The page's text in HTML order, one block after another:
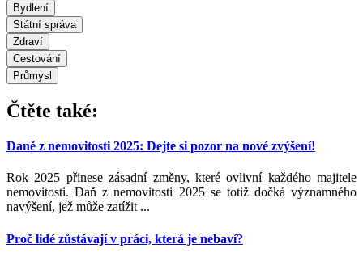
Bydlení
Státní správa
Zdraví
Cestování
Průmysl
Čtěte také:
Daně z nemovitosti 2025: Dejte si pozor na nové zvýšení!
Rok 2025 přinese zásadní změny, které ovlivní každého majitele
nemovitosti. Daň z nemovitosti 2025 se totiž dočká významného
navýšení, jež může zatížit ...
Proč lidé zůstávají v práci, která je nebaví?